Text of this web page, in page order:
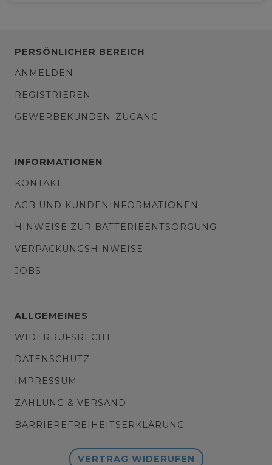
PERSÖNLICHER BEREICH
ANMELDEN
REGISTRIEREN
GEWERBEKUNDEN-ZUGANG
INFORMATIONEN
KONTAKT
AGB UND KUNDENINFORMATIONEN
HINWEISE ZUR BATTERIEENTSORGUNG
VERPACKUNGSHINWEISE
JOBS
ALLGEMEINES
WIDERRUFSRECHT
DATENSCHUTZ
IMPRESSUM
ZAHLUNG & VERSAND
BARRIEREFREIHEITSERKLÄRUNG
VERTRAG WIDERUFEN